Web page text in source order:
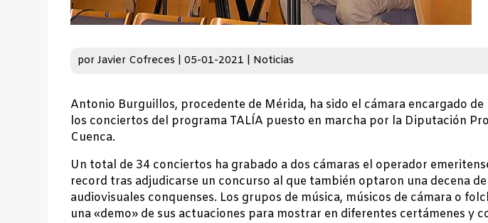
porJavier Cofreces |05-01-2021 Noticias
Antonio Burguillos, procedente de Mérida, ha sido el cámara encargado de
los conciertos del programa TALÍA puesto en marcha por la Diputación
Cuenca.
Un total de 34 conciertos ha grabado a dos cámaras el operador
record tras adjudicarse un concurso al que también optaron una decena
audiovisuales conquenses. Los grupos de música, músicos de cámara o
una «demo» de sus actuaciones para mostrar en diferentes certámenes y